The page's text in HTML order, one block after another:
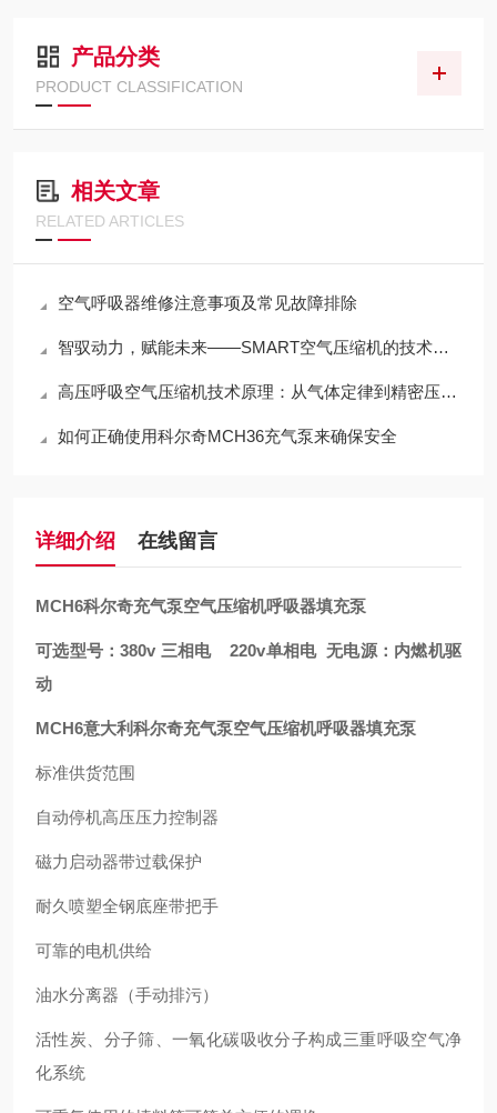
产品分类
PRODUCT CLASSIFICATION
相关文章
RELATED ARTICLES
空气呼吸器维修注意事项及常见故障排除
智驭动力，赋能未来——SMART空气压缩机的技术革新之路
高压呼吸空气压缩机技术原理：从气体定律到精密压缩的跨越
如何正确使用科尔奇MCH36充气泵来确保安全
详细介绍 在线留言
MCH6科尔奇充气泵空气压缩机呼吸器填充泵
可选型号：380v 三相电 220v单相电 无电源：内燃机驱
动
MCH6意大利科尔奇充气泵空气压缩机呼吸器填充泵
标准供货范围
自动停机高压压力控制器
磁力启动器带过载保护
耐久喷塑全钢底座带把手
可靠的电机供给
油水分离器（手动排污）
活性炭、分子筛、一氧化碳吸收分子构成三重呼吸空气净
化系统